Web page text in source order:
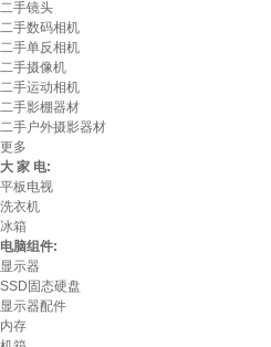
二手镜头
二手数码相机
二手单反相机
二手摄像机
二手运动相机
二手影棚器材
二手户外摄影器材
更多
大 家 电:
平板电视
洗衣机
冰箱
电脑组件:
显示器
SSD固态硬盘
显示器配件
内存